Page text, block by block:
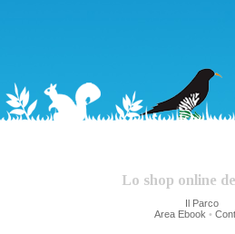
Lo shop online
Il Parco
Area Ebook •